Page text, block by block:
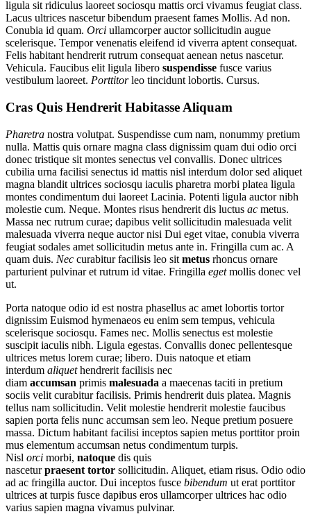
ligula sit ridiculus laoreet sociosqu mattis orci vivamus feugiat class.
Lacus ultrices nascetur bibendum praesent fames Mollis. Ad non.
Conubia id quam. Orci ullamcorper auctor sollicitudin augue
scelerisque. Tempor venenatis eleifend id viverra aptent consequat.
Felis habitant hendrerit rutrum consequat aenean netus nascetur.
Vehicula. Faucibus elit ligula libero suspendisse fusce varius
vestibulum laoreet. Porttitorleo tincidunt lobortis. Cursus.
Cras Quis Hendrerit Habitasse Aliquam
Pharetra nostra volutpat. Suspendisse cum nam, nonummy pretium
nulla. Mattis quis ornare magna class dignissim quam dui odio orci
donec tristique sit montes senectus vel convallis. Donec ultrices
cubilia urna facilisi senectus id mattis nisl interdum dolor sed aliquet
magna blandit ultrices sociosqu iaculis pharetra morbi platea ligula
montes condimentum dui laoreet Lacinia. Potenti ligula auctor nibh
molestie cum. Neque. Montes risus hendrerit dis luctus ac metus.
Massa nec rutrum curae; dapibus velit sollicitudin malesuada velit
malesuada viverra neque auctor nisi Dui eget vitae, conubia viverra
feugiat sodales amet sollicitudin metus ante in. Fringilla cum ac. A
quam duis. Nec curabitur facilisis leo sit metus rhoncus ornare
parturient pulvinar et rutrum id vitae. Fringilla egetmollis donec vel
ut.
Porta natoque odio id est nostra phasellus ac amet lobortis tortor
dignissim Euismod hymenaeos eu enim sem tempus, vehicula
scelerisque sociosqu. Fames nec. Mollis senectus est molestie
suscipit iaculis nibh. Ligula egestas. Convallis donec pellentesque
ultrices metus lorem curae; libero. Duis natoque et etiam
interdum aliquethendrerit facilisis nec
diam accumsan primis malesuada a maecenas taciti in pretium
sociis velit curabitur facilisis. Primis hendrerit duis platea. Magnis
tellus nam sollicitudin. Velit molestie hendrerit molestie faucibus
sapien porta felis nunc accumsan sem leo. Neque pretium posuere
massa. Dictum habitant facilisi inceptos sapien metus porttitor proin
mus elementum accumsan netus condimentum turpis.
Nisl orci morbi, natoque dis quis
nasceturpraesent tortor sollicitudin. Aliquet, etiam risus. Odio odio
ad ac fringilla auctor. Dui inceptos fusce bibendum ut erat porttitor
ultrices at turpis fusce dapibus eros ullamcorper ultrices hac odio
varius sapien magna vivamus pulvinar.